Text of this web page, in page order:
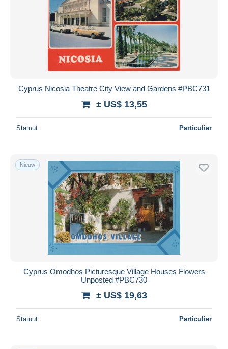
Cyprus Nicosia Theatre City View and Gardens #PBC731
± US$ 13,55
Statuut Particulier
Nieuw
Cyprus Omodhos Picturesque Village Houses Flowers
Unposted #PBC730
± US$ 19,63
Statuut Particulier